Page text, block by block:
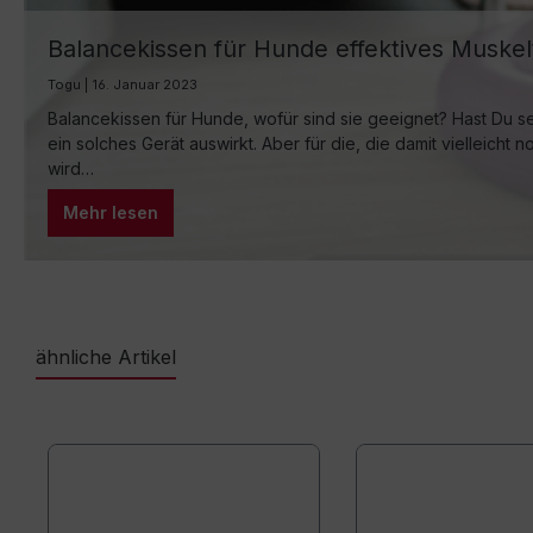
Balancekissen für Hunde effektives
Togu | 16. Januar 2023
Balancekissen für Hunde, wofür sind sie geeignet? Hast Du
ein solches Gerät auswirkt. Aber für die, die damit vielleicht
wird…
Mehr lesen
ähnliche Artikel